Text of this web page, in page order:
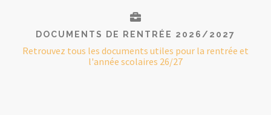
DOCUMENTS DE RENTRÉE 2026/2027
Retrouvez tous les documents utiles pour la rentrée et
l'année scolaires 26/27